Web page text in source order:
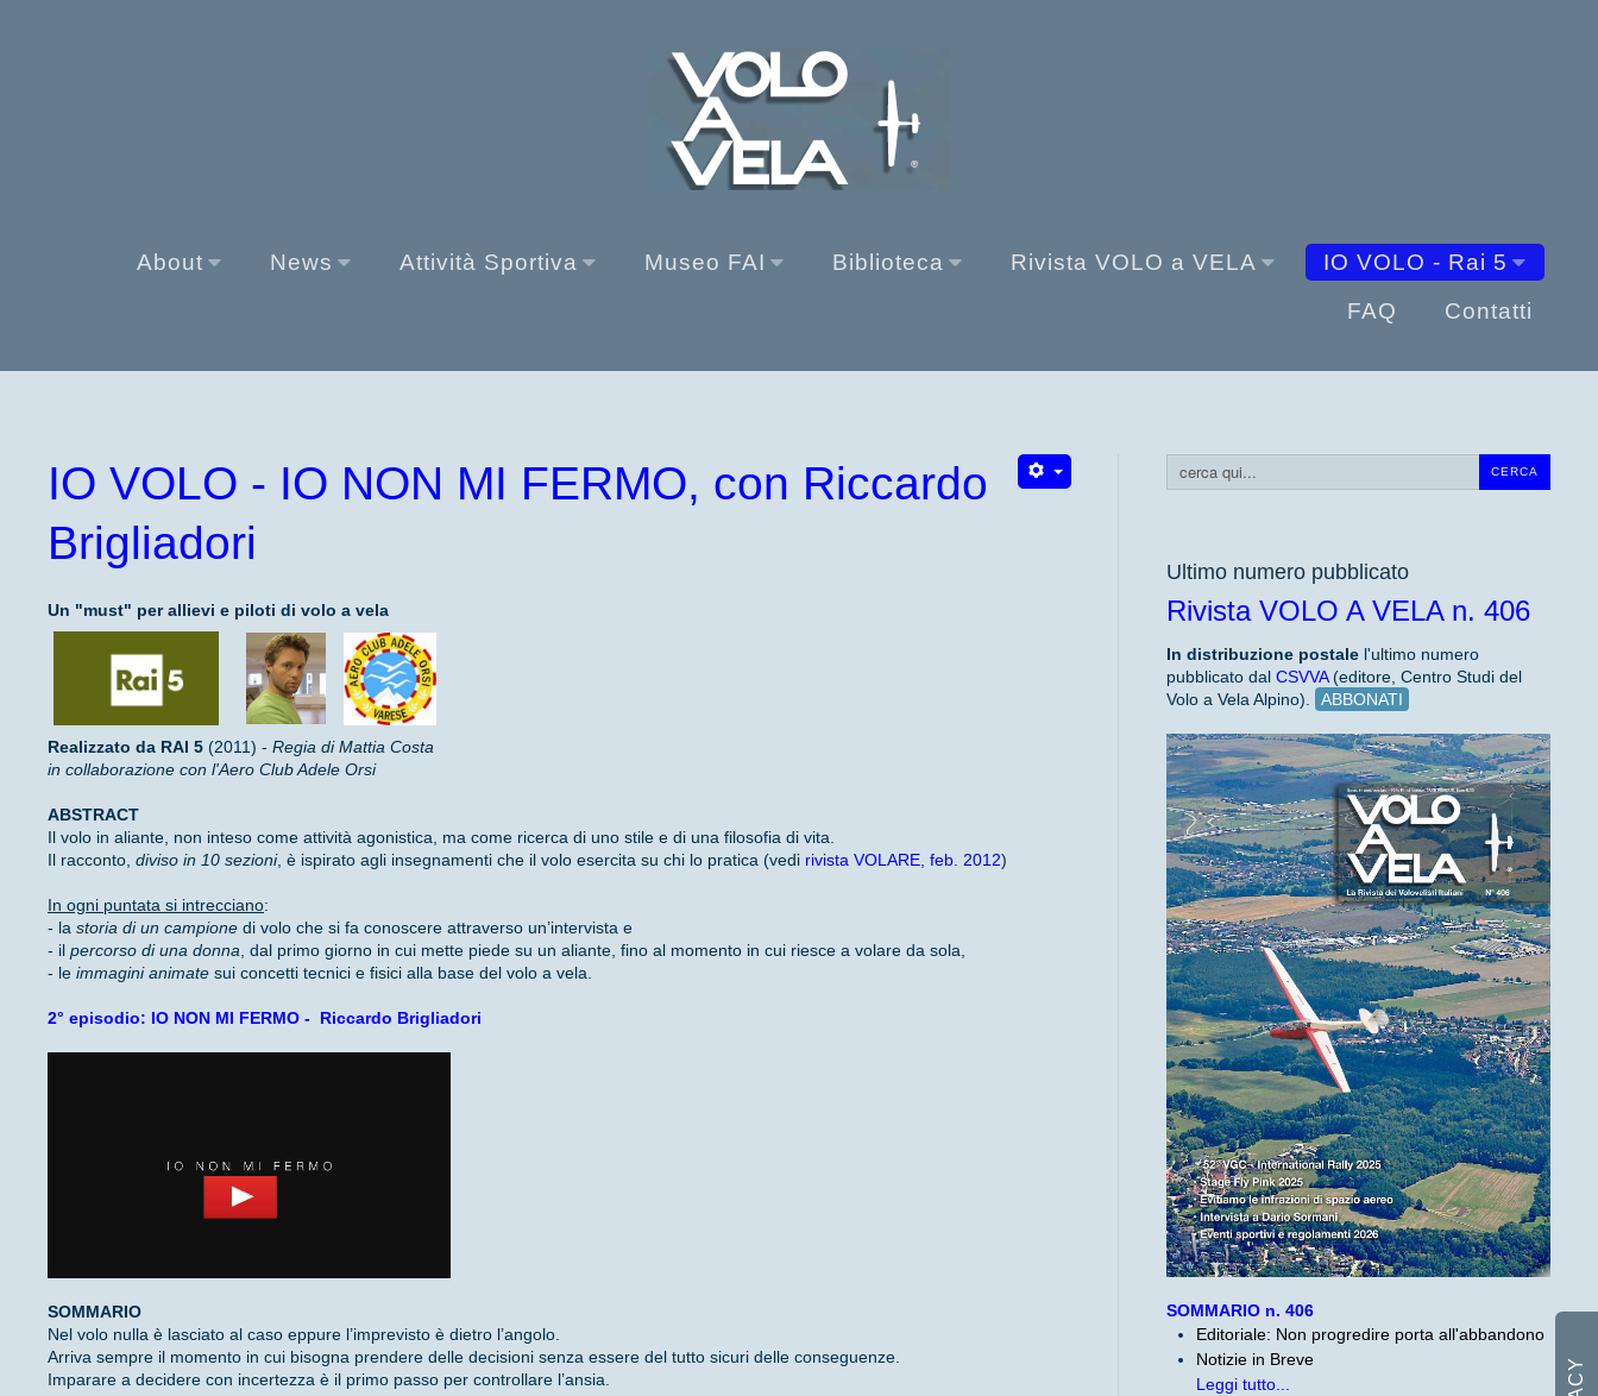
About News Attività Sportiva Museo FAI Biblioteca Rivista VOLO a VELA
IO VOLO - Rai 5
FAQ
Contatti
CERCA
Cerca...
Ultimo numero pubblicato
Rivista VOLO A VELA n. 406
In distribuzione postalel'ultimo numero
pubblicato dal CSVVA(editore, Centro Studi del
Volo a Vela Alpino).
ABBONATI
SOMMARIO n. 406
Editoriale: Non progredire porta all'abbandono
Notizie in Breve
Leggi tutto...
IO VOLO - IO NON MI FERMO, con Riccardo
Brigliadori
Un "must" per allievi e piloti di volo a vela
Realizzato da RAI 5 (2011) - Regia di Mattia Costa
in collaborazione con l'Aero Club Adele Orsi
ABSTRACT
Il volo in aliante, non inteso come attività agonistica, ma come ricerca di uno stile e di una filosofia di vita.
Il racconto, diviso in 10 sezioni, è ispirato agli insegnamenti che il volo esercita su chi lo pratica (vedi rivista VOLARE, feb. 2012)
In ogni puntata si intrecciano:
- la storia di un campione di volo che si fa conoscere attraverso un’intervista e
- il percorso di una donna , dal primo giorno in cui mette piede su un aliante, fino al momento in cui riesce a volare da sola,
- le immagini animate sui concetti tecnici e fisici alla base del volo a vela.
2° episodio: IO NON MI FERMO - Riccardo Brigliadori
SOMMARIO
Nel volo nulla è lasciato al caso eppure l’imprevisto è dietro l’angolo.
Arriva sempre il momento in cui bisogna prendere delle decisioni senza essere del tutto sicuri delle conseguenze.
Imparare a decidere con incertezza è il primo passo per controllare l’ansia.